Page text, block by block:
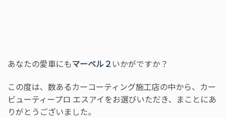
あなたの愛車にもマーベル２ いかがですか？
この度は、数あるカーコーティング施工店の中から、カー
ビューティープロ エスアイをお選びいただき、まことにあ
りがとうございました。